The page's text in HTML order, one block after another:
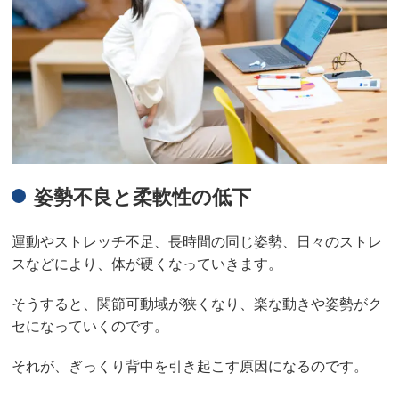
姿勢不良と柔軟性の低下
運動やストレッチ不足、長時間の同じ姿勢、日々のストレ
スなどにより、体が硬くなっていきます。
そうすると、関節可動域が狭くなり、楽な動きや姿勢がク
セになっていくのです。
それが、ぎっくり背中を引き起こす原因になるのです。